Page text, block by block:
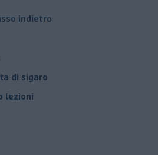
indietro
di sigaro
lezioni